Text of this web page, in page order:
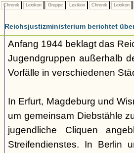
Chronik Lexikon Gruppe Lexikon Chronik Lexikon
Reichsjustizministerium berichtet
Anfang 1944 beklagt das
Jugendgruppen außerhalb
Vorfälle in verschiedenen
In Erfurt, Magdeburg und
um gemeinsam Diebstähle
jugendliche Cliquen
Streifendienstes. In Berlin